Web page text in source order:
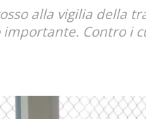
alla vigilia della
Contro i